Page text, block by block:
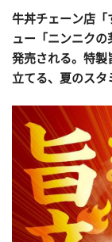
牛丼チェーン店「
ュー「ニンニクの
発売される。特製
立てる、夏のスタ